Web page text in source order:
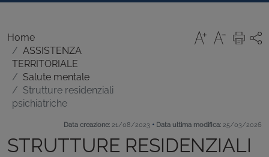
Home
ASSISTENZA
TERRITORIALE
Salute mentale
Strutture residenziali
psichiatriche
Data creazione: 21/08/2023 • Data ultima modifica: 25/03/2026
STRUTTURE RESIDENZIALI